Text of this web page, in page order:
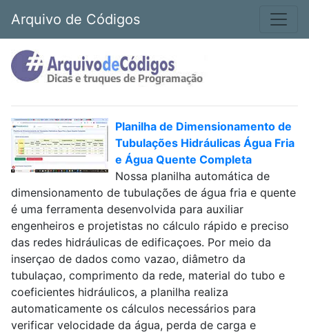
Arquivo de Códigos
Planilha de Dimensionamento de
Tubulações Hidráulicas Água Fria
e Água Quente Completa
Nossa planilha automática de
dimensionamento de tubulações de água fria e quente
é uma ferramenta desenvolvida para auxiliar
engenheiros e projetistas no cálculo rápido e preciso
das redes hidráulicas de edificaçoes. Por meio da
inserçao de dados como vazao, diâmetro da
tubulaçao, comprimento da rede, material do tubo e
coeficientes hidráulicos, a planilha realiza
automaticamente os cálculos necessários para
verificar velocidade da água, perda de carga e